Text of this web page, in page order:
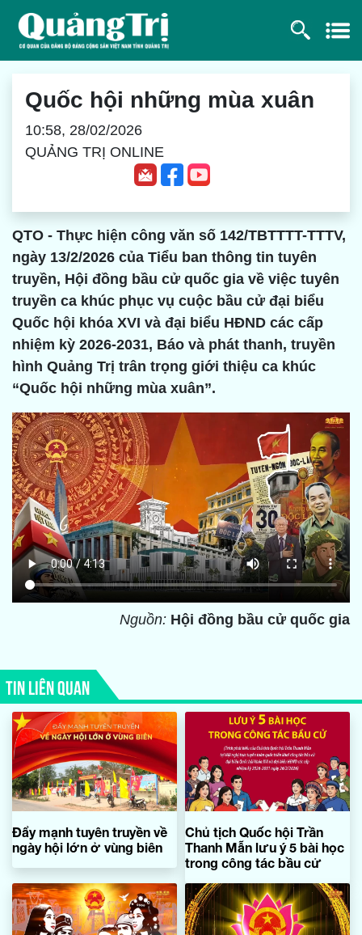
Quốc hội những mùa xuân
10:58, 28/02/2026
QUẢNG TRỊ ONLINE
QTO - Thực hiện công văn số 142/TBTTTT-TTTV,
ngày 13/2/2026 của Tiểu ban thông tin tuyên
truyền, Hội đồng bầu cử quốc gia về việc tuyên
truyền ca khúc phục vụ cuộc bầu cử đại biểu
Quốc hội khóa XVI và đại biểu HĐND các cấp
nhiệm kỳ 2026-2031, Báo và phát thanh, truyền
hình Quảng Trị trân trọng giới thiệu ca khúc
“Quốc hội những mùa xuân”.
Nguồn: Hội đồng bầu cử quốc gia
TIN LIÊN QUAN
Đẩy mạnh tuyên truyền về
ngày hội lớn ở vùng biên
Chủ tịch Quốc hội Trần
Thanh Mẫn lưu ý 5 bài học
trong công tác bầu cử